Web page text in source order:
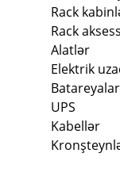
Rack
Rack
Alatlər
Elektrik
Batareyalar
UPS
Kabellər